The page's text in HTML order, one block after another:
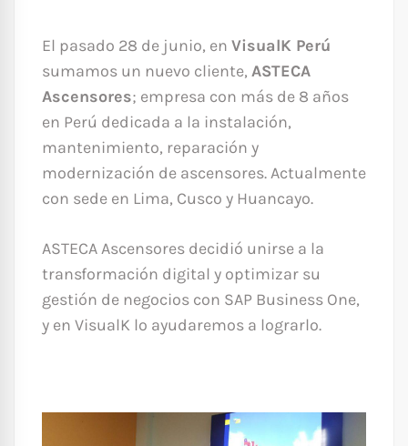
El pasado 28 de junio, en VisualK Perú
sumamos un nuevo cliente, ASTECA
Ascensores; empresa con más de 8 años
en Perú dedicada a la instalación,
mantenimiento, reparación y
modernización de ascensores. Actualmente
con sede en Lima, Cusco y Huancayo.
ASTECA Ascensores decidió unirse a la
transformación digital y optimizar su
gestión de negocios con SAP Business One,
y en VisualK lo ayudaremos a lograrlo.